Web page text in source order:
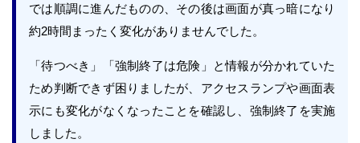
では順調に進んだものの、その後は画面が真っ暗になり
約2時間まったく変化がありませんでした。
「待つべき」「強制終了は危険」と情報が分かれていた
ため判断できず困りましたが、アクセスランプや画面表
示にも変化がなくなったことを確認し、強制終了を実施
しました。